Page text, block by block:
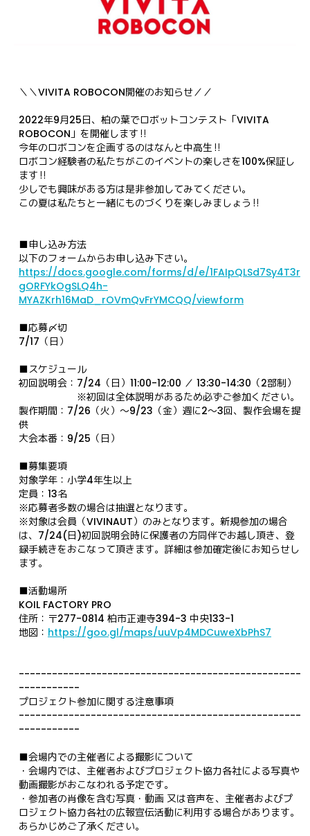
2022年9月25日、柏の葉でロボットコンテスト「VIVITA
ROBOCON」を開催します‼︎
今年のロボコンを企画するのはなんと中高生‼︎
ロボコン経験者の私たちがこのイベントの楽しさを100%保証し
ます‼︎
少しでも興味がある方は是非参加してみてください。
この夏は私たちと一緒にものづくりを楽しみましょう‼︎
■申し込み方法
https://docs.google.com/forms/d/e/1FAIpQLSd7Sy4T3r
gORFYkOgSLQ4h-
MYAZKrh16MaD_rOVmQvFrYMCQQ/viewform
■応募〆切
7/17（日）
■スケジュール
初回説明会：7/24（日）11:00-12:00 ／ 13:30-14:30（2部制）
※初回は全体説明があるため必ずご参加ください。
製作期間：7/26（火）〜9/23（金）週に2〜3回、製作会場を提
供
大会本番：9/25（日）
■募集要項
対象学年：小学4年生以上
定員：13名
※応募者多数の場合は抽選となります。
※対象は会員（VIVINAUT）のみとなります。新規参加の場合
は、7/24(日)初回説明会時に保護者の方同伴でお越し頂き、登
録手続きをおこなって頂きます。詳細は参加確定後にお知らせし
ます。
■活動場所
KOIL FACTORY PRO
住所：〒277-0814 柏市正連寺394-3 中央133-1
地図： https://goo.gl/maps/uuVp4MDCuweXbPhS7
---------------------------------------------------
-----------
プロジェクト参加に関する注意事項
---------------------------------------------------
-----------
■会場内での主催者による撮影について
・会場内では、主催者およびプロジェクト協力各社による写真や
動画撮影がおこなわれる予定です。
・参加者の肖像を含む写真・動画 又は音声を、主催者およびプ
ロジェクト協力各社の広報宣伝活動に利用する場合があります。
あらかじめご了承ください。